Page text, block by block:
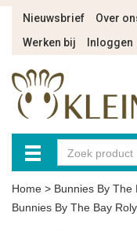
Nieuwsbrief Over
Werken bij
Inloggen
Home > Bunnies By The
Bunnies By The Bay